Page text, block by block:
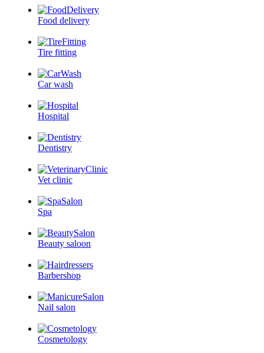
Food delivery
Tire fitting
Car wash
Hospital
Dentistry
Vet clinic
Spa
Beauty saloon
Barbershop
Nail salon
Cosmetology